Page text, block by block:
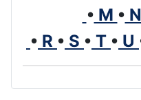
• M • N
• R • S • T • U